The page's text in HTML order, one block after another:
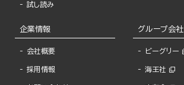
試し読み
企業情報
会社概要
採用情報
グループ会社
ビーグリー
海王社